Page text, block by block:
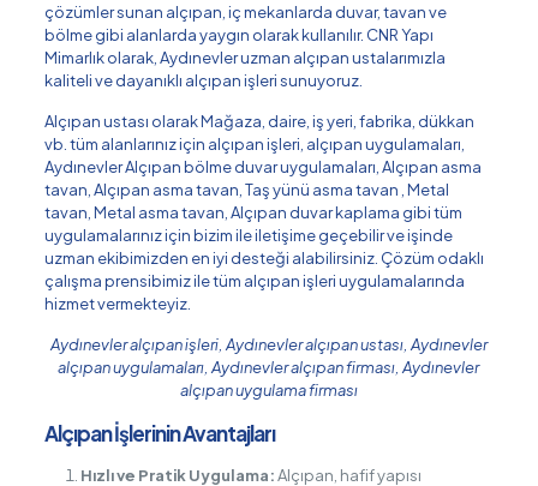
çözümler sunan alçıpan, iç mekanlarda duvar, tavan ve
bölme gibi alanlarda yaygın olarak kullanılır. CNR Yapı
Mimarlık olarak, Aydınevler uzman alçıpan ustalarımızla
kaliteli ve dayanıklı alçıpan işleri sunuyoruz.
Alçıpan ustası olarak Mağaza, daire, iş yeri, fabrika, dükkan
vb. tüm alanlarınız için alçıpan işleri, alçıpan uygulamaları,
Aydınevler Alçıpan bölme duvar uygulamaları, Alçıpan asma
tavan, Alçıpan asma tavan, Taş yünü asma tavan , Metal
tavan, Metal asma tavan, Alçıpan duvar kaplama gibi tüm
uygulamalarınız için bizim ile iletişime geçebilir ve işinde
uzman ekibimizden en iyi desteği alabilirsiniz. Çözüm odaklı
çalışma prensibimiz ile tüm alçıpan işleri uygulamalarında
hizmet vermekteyiz.
Aydınevler alçıpan işleri, Aydınevler alçıpan ustası, Aydınevler
alçıpan uygulamaları, Aydınevler alçıpan firması, Aydınevler
alçıpan uygulama firması
Alçıpan İşlerinin Avantajları
Hızlı ve Pratik Uygulama:Alçıpan, hafif yapısı